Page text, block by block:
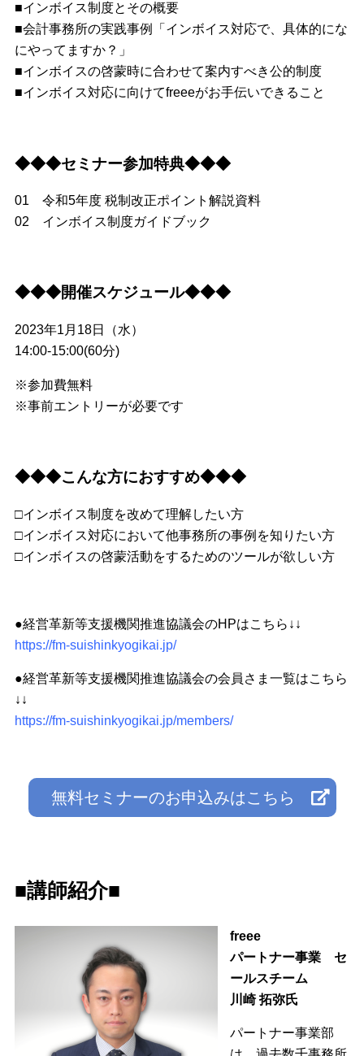
■インボイス制度とその概要
■会計事務所の実践事例「インボイス対応で、具体的にな
にやってますか？」
■インボイスの啓蒙時に合わせて案内すべき公的制度
■インボイス対応に向けてfreeeがお手伝いできること
◆◆◆セミナー参加特典◆◆◆
01 令和5年度 税制改正ポイント解説資料
02 インボイス制度ガイドブック
◆◆◆開催スケジュール◆◆◆
2023年1月18日（水）
14:00-15:00(60分)
※参加費無料
※事前エントリーが必要です
◆◆◆こんな方におすすめ◆◆◆
□インボイス制度を改めて理解したい方
□インボイス対応において他事務所の事例を知りたい方
□インボイスの啓蒙活動をするためのツールが欲しい方
●経営革新等支援機関推進協議会のHPはこちら↓↓
https://fm-suishinkyogikai.jp/
●経営革新等支援機関推進協議会の会員さま一覧はこちら
↓↓
https://fm-suishinkyogikai.jp/members/
無料セミナーのお申込みはこちら
■講師紹介■
freee
パートナー事業 セ
ールスチーム
川崎 拓弥氏
パートナー事業部